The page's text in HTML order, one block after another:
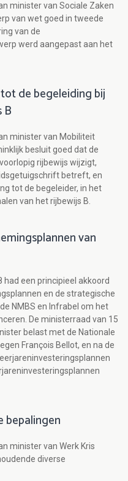
minister van Sociale Zaken
van wet goed in tweede
van de
werd aangepast aan het
de begeleiding bij
B
minister van Mobiliteit
besluit goed dat de
rijbewijs wijzigt,
betreft, en
tot de begeleider, in het
van het rijbewijs B.
van
een principieel akkoord
en de strategische
NMBS en Infrabel om het
De ministerraad van 15
belast met de Nationale
François Bellot, en na de
bepalingen
minister van Werk Kris
diverse